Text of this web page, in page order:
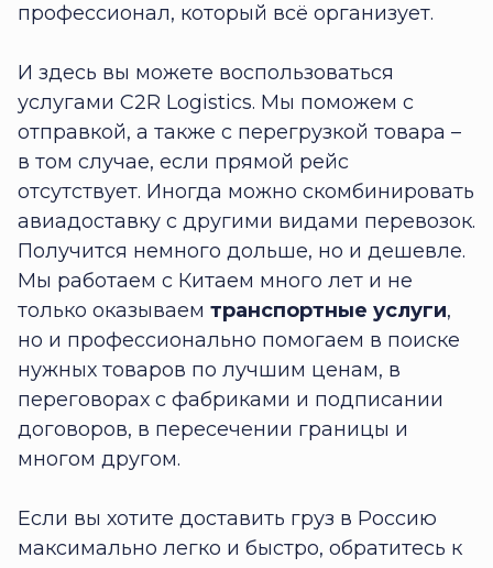
профессионал, который всё организует.
И здесь вы можете воспользоваться
услугами C2R Logistics. Мы поможем с
отправкой, а также с перегрузкой товара –
в том случае, если прямой рейс
отсутствует. Иногда можно скомбинировать
авиадоставку с другими видами перевозок.
Получится немного дольше, но и дешевле.
Мы работаем с Китаем много лет и не
только оказываем транспортные услуги,
но и профессионально помогаем в поиске
нужных товаров по лучшим ценам, в
переговорах с фабриками и подписании
договоров, в пересечении границы и
многом другом.
Если вы хотите доставить груз в Россию
максимально легко и быстро, обратитесь к